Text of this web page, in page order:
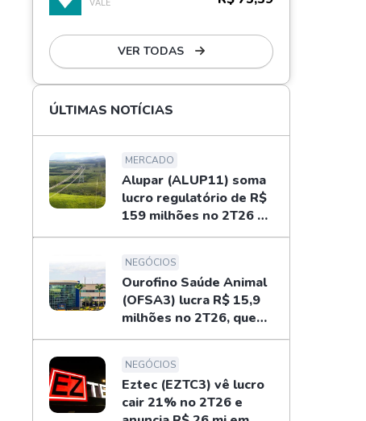
VALE
VER TODAS
ÚLTIMAS NOTÍCIAS
MERCADO
Alupar (ALUP11) soma
lucro regulatório de R$
159 milhões no 2T26 e
libera dividendos
NEGÓCIOS
Ourofino Saúde Animal
(OFSA3) lucra R$ 15,9
milhões no 2T26, queda
de 33%
NEGÓCIOS
Eztec (EZTC3) vê lucro
cair 21% no 2T26 e